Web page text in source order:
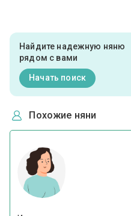
Найдите надежную няню
рядом с вами
Начать поиск
Похожие няни